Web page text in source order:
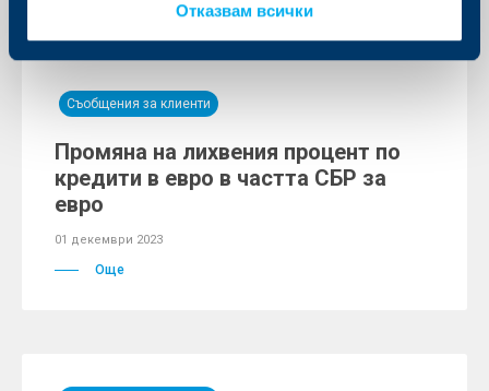
Отказвам всички
Съобщения за клиенти
Промяна на лихвения процент по
кредити в евро в частта СБР за
евро
01 декември 2023
Още